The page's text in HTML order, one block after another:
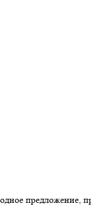
предложение,